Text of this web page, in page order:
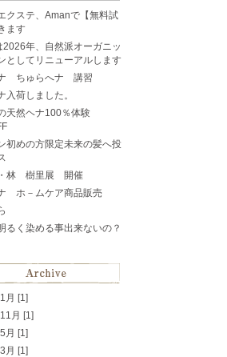
クステ、Amanで【無料試
ます
2026年、自然派オーガニッ
としてリニューアルします
ちゅらへナ 講習
入荷しました。
天然ヘナ100％体験
初めの方限定未来の髪へ投
林 樹里展 開催
ホ－ムケア商品販売
ら
るく染める事出来ないの？
月 [1]
月 [1]
月 [1]
月 [1]